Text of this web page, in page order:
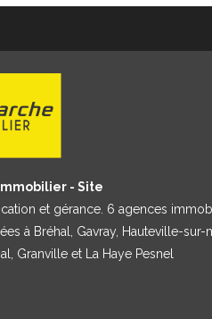
- Site
et gérance. 6 agences
à Bréhal, Gavray, Hauteville-sur-
Granville et La Haye Pesnel